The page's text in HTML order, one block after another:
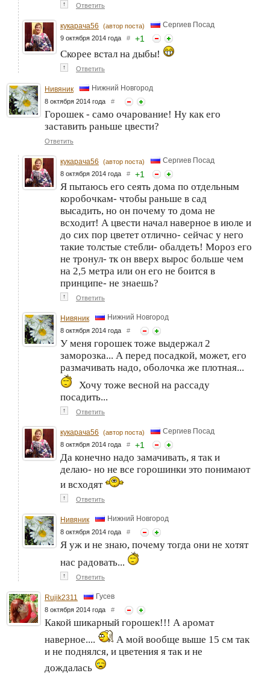
↑ Ответить
кукарача56 (автор поста) Сергиев Посад
9 октября 2014 года # +1
Скорее встал на дыбы!
↑ Ответить
Нивяник Нижний Новгород
8 октября 2014 года #
Горошек - само очарование! Ну как его
заставить раньше цвести?
Ответить
кукарача56 (автор поста) Сергиев Посад
8 октября 2014 года # +1
Я пытаюсь его сеять дома по отдельным
коробочкам- чтобы раньше в сад
высадить, но он почему то дома не
всходит! А цвести начал наверное в июле и
до сих пор цветет отлично- сейчас у него
такие толстые стебли- обалдеть! Мороз его
не тронул- тк он вверх вырос больше чем
на 2,5 метра или он его не боится в
принципе- не знаешь?
↑ Ответить
Нивяник Нижний Новгород
8 октября 2014 года #
У меня горошек тоже выдержал 2
заморозка... А перед посадкой, может, его
размачивать надо, оболочка же плотная...
Хочу тоже весной на рассаду
посадить...
↑ Ответить
кукарача56 (автор поста) Сергиев Посад
8 октября 2014 года # +1
Да конечно надо замачивать, я так и
делаю- но не все горошинки это понимают
и всходят
↑ Ответить
Нивяник Нижний Новгород
8 октября 2014 года #
Я уж и не знаю, почему тогда они не хотят
нас радовать...
↑ Ответить
Rujik2311 Гусев
8 октября 2014 года #
Какой шикарный горошек!!! А аромат
наверное....
А мой вообще выше 15 см так
и не поднялся, и цветения я так и не
дождалась